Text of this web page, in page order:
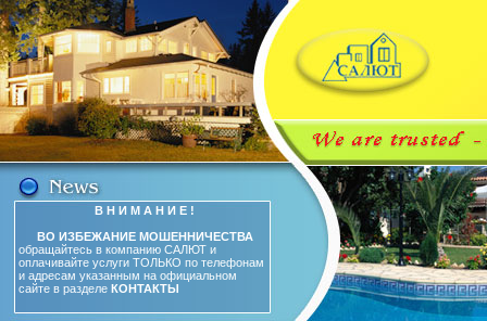
В Н И М А Н И Е !
ВО ИЗБЕЖАНИЕ МОШЕННИЧЕСТВА
обращайтесь в компанию САЛЮТ и
оплачивайте услуги ТОЛЬКО по телефонам
и адресам указанным на официальном
сайте в разделе КОНТАКТЫ